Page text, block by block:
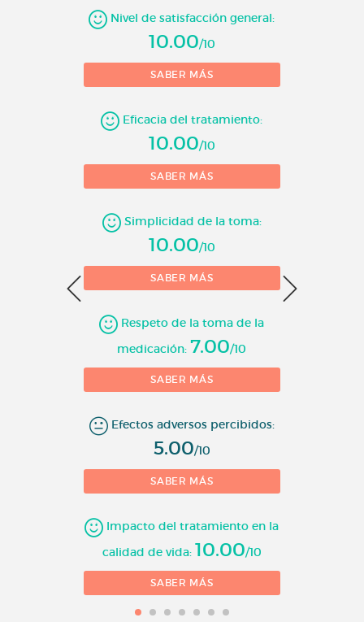
Nivel de satisfacción general:
10.00/10
SABER MÁS
Eficacia del tratamiento:
10.00/10
SABER MÁS
Simplicidad de la toma:
10.00/10
SABER MÁS
Respeto de la toma de la
medicación: 7.00/10
SABER MÁS
Efectos adversos percibidos:
5.00/10
SABER MÁS
Impacto del tratamiento en la
calidad de vida: 10.00/10
SABER MÁS